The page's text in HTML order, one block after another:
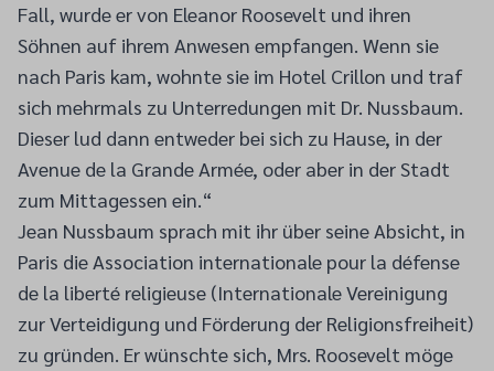
Fall, wurde er von Eleanor Roosevelt und ihren
Söhnen auf ihrem Anwesen empfangen. Wenn sie
nach Paris kam, wohnte sie im Hotel Crillon und traf
sich mehrmals zu Unterredungen mit Dr. Nussbaum.
Dieser lud dann entweder bei sich zu Hause, in der
Avenue de la Grande Armée, oder aber in der Stadt
zum Mittagessen ein.“
Jean Nussbaum sprach mit ihr über seine Absicht, in
Paris die Association internationale pour la défense
de la liberté religieuse (Internationale Vereinigung
zur Verteidigung und Förderung der Religionsfreiheit)
zu gründen. Er wünschte sich, Mrs. Roosevelt möge